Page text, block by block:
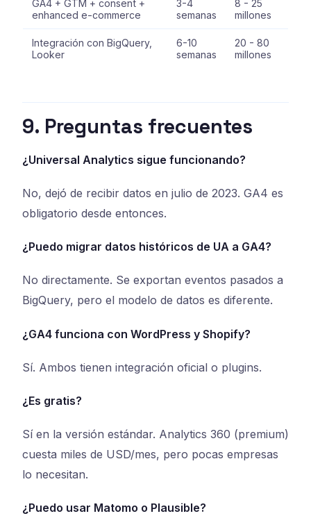
GA4 + GTM + consent +
enhanced e-commerce
3-4
semanas
8 - 25
millones
Integración con BigQuery,
Looker
6-10
semanas
20 - 80
millones
9. Preguntas frecuentes
¿Universal Analytics sigue funcionando?
No, dejó de recibir datos en julio de 2023. GA4 es
obligatorio desde entonces.
¿Puedo migrar datos históricos de UA a GA4?
No directamente. Se exportan eventos pasados a
BigQuery, pero el modelo de datos es diferente.
¿GA4 funciona con WordPress y Shopify?
Sí. Ambos tienen integración oficial o plugins.
¿Es gratis?
Sí en la versión estándar. Analytics 360 (premium)
cuesta miles de USD/mes, pero pocas empresas
lo necesitan.
¿Puedo usar Matomo o Plausible?